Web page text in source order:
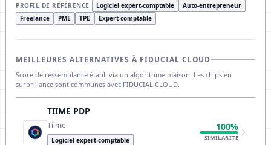
PROFIL DE RÉFÉRENCE Logiciel expert-comptable
Auto-entrepreneur
Freelance
PME TPE Expert-comptable
MEILLEURES ALTERNATIVES À FIDUCIAL CLOUD
Score de ressemblance établi via un algorithme maison. Les chips en
surbrillance sont communes avec FIDUCIAL CLOUD.
TIIME PDP
Tiime
Logiciel expert-comptable
100%
SIMILARITÉ